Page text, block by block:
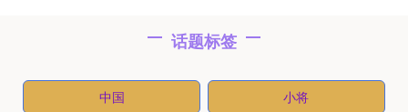
话题标签
中国 小将